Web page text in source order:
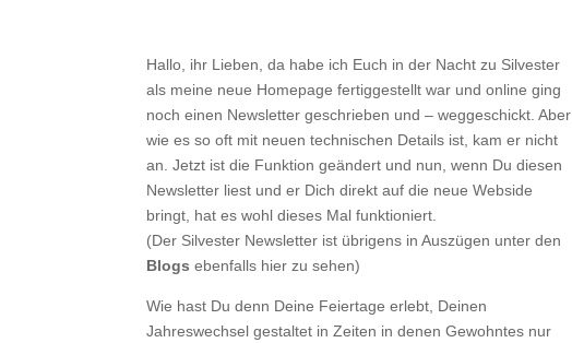
Hallo, ihr Lieben, da habe ich Euch in der Nacht zu Silvester
als meine neue Homepage fertiggestellt war und online ging
noch einen Newsletter geschrieben und – weggeschickt. Aber
wie es so oft mit neuen technischen Details ist, kam er nicht
an. Jetzt ist die Funktion geändert und nun, wenn Du diesen
Newsletter liest und er Dich direkt auf die neue Webside
bringt, hat es wohl dieses Mal funktioniert.
(Der Silvester Newsletter ist übrigens in Auszügen unter den
Blogsebenfalls hier zu sehen)
Wie hast Du denn Deine Feiertage erlebt, Deinen
Jahreswechsel gestaltet in Zeiten in denen Gewohntes nur